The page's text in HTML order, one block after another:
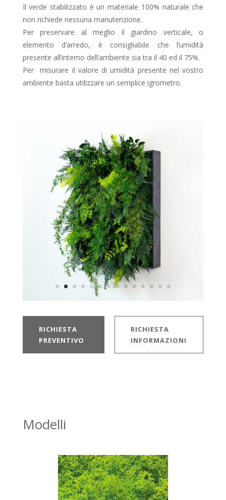
Il verde stabilizzato è un materiale 100% naturale che
non richiede nessuna manutenzione.
Per preservare al meglio il giardino verticale, o
elemento d’arredo, è consigliabile che l’umidità
presente all’interno dell’ambiente sia tra il 40 ed il 75%.
Per misurare il valore di umidità presente nel vostro
ambiente basta utilizzare un semplice igrometro.
RICHIESTA
PREVENTIVO
RICHIESTA
INFORMAZIONI
Modelli